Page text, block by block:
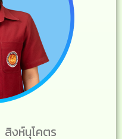
งห์นุโคตร